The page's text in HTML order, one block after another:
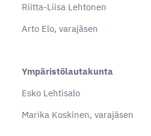
Riitta-Liisa Lehtonen
Arto Elo, varajäsen
Ympäristölautakunta
Esko Lehtisalo
Marika Koskinen, varajäsen